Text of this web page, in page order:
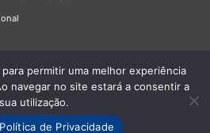
permitir uma melhor experiência
navegar no site estará a consentir a
sua utilização.
Política de Privacidade